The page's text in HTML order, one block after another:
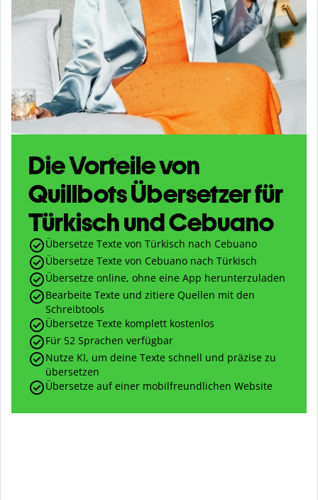
Die Vorteile von
Quillbots Übersetzer für
Türkisch und Cebuano
Übersetze Texte von Türkisch nach Cebuano
Übersetze Texte von Cebuano nach Türkisch
Übersetze online, ohne eine App herunterzuladen
Bearbeite Texte und zitiere Quellen mit den
Schreibtools
Übersetze Texte komplett kostenlos
Für 52 Sprachen verfügbar
Nutze KI, um deine Texte schnell und präzise zu
übersetzen
Übersetze auf einer mobilfreundlichen Website